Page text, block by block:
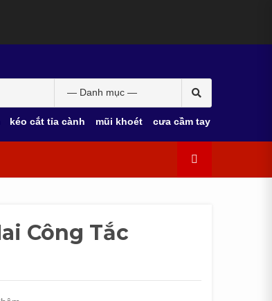
kéo cắt tỉa cành mũi khoét cưa cầm tay
Công Tắc